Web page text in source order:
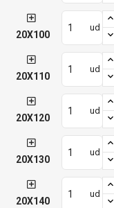
20X100
ud
20X110
ud
20X120
ud
20X130
ud
20X140
ud